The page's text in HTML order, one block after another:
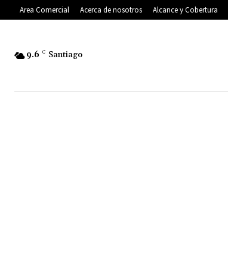
Area Comercial Acerca de nosotros Alcance y Cobertura
9.6 C Santiago